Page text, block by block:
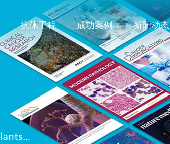
抗体工程 成功案例 新闻动态